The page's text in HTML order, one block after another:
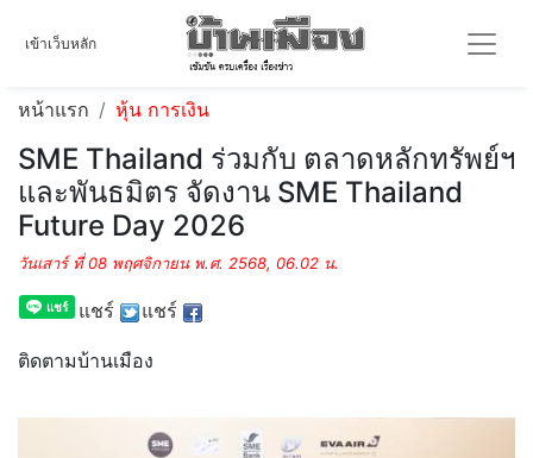
เข้าเว็บหลัก
หน้าแรก หุ้น การเงิน
SME Thailand ร่วมกับ ตลาดหลักทรัพย์ฯ
และพันธมิตร จัดงาน SME Thailand
Future Day 2026
วันเสาร์ ที่ 08 พฤศจิกายน พ.ศ. 2568, 06.02 น.
แชร์ แชร์
ติดตามบ้านเมือง